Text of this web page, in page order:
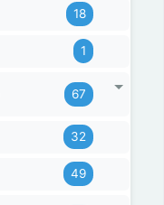
18
1
67
32
49